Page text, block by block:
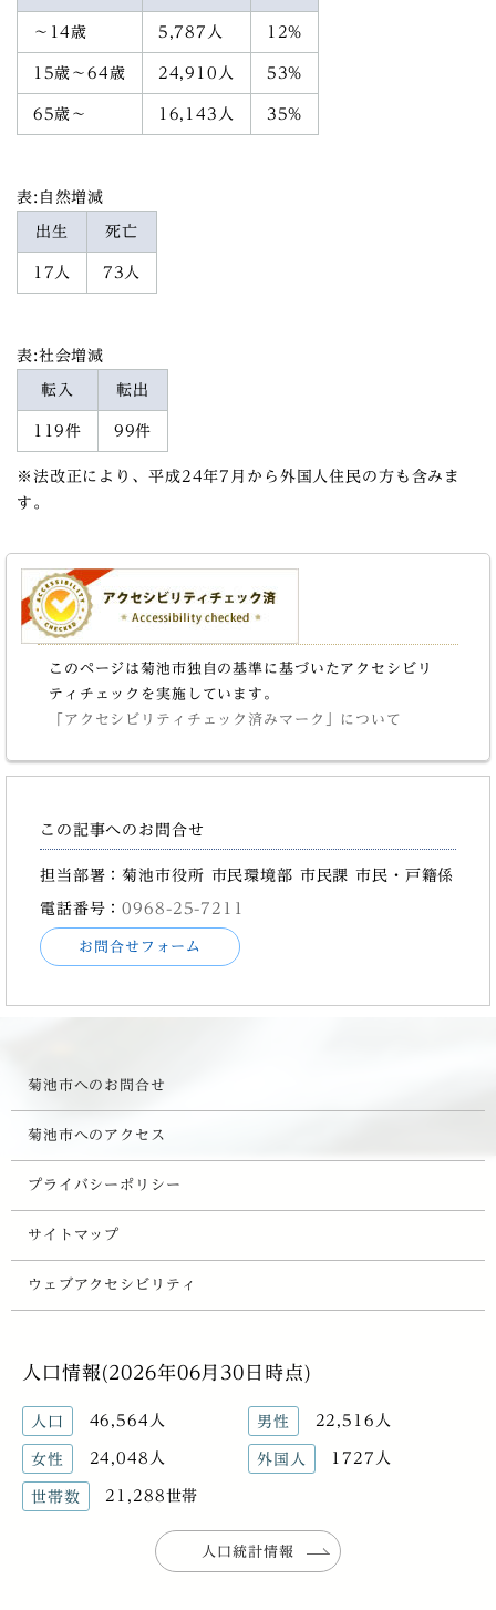
～14歳 5,787人 12%
15歳～64歳 24,910人 53%
65歳～ 16,143人 35%
表:自然増減
出生 死亡
17人 73人
表:社会増減
転入 転出
119件 99件
※法改正により、平成24年7月から外国人住民の方も含みま
す。
このページは菊池市独自の基準に基づいたアクセシビリ
ティチェックを実施しています。
「アクセシビリティチェック済みマーク」について
この記事へのお問合せ
担当部署：菊池市役所 市民環境部 市民課 市民・戸籍係
電話番号：0968-25-7211
お問合せフォーム
菊池市へのお問合せ
菊池市へのアクセス
プライバシーポリシー
サイトマップ
ウェブアクセシビリティ
人口情報(2026年06月30日時点)
人口 46,564人 男性 22,516人
女性 24,048人 外国人 1727人
世帯数 21,288世帯
人口統計情報